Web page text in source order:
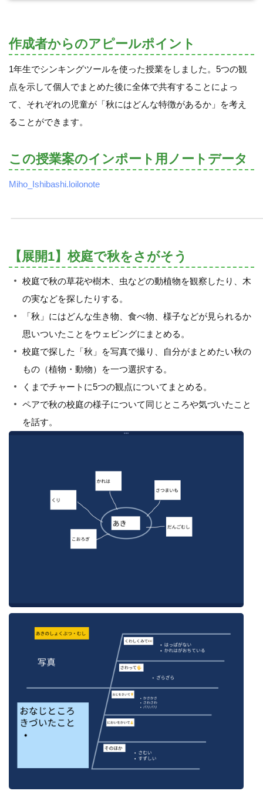
作成者からのアピールポイント
1年生でシンキングツールを使った授業をしました。5つの観
点を示して個人でまとめた後に全体で共有することによっ
て、それぞれの児童が「秋にはどんな特徴があるか」を考え
ることができます。
この授業案のインポート用ノートデータ
Miho_Ishibashi.loilonote
【展開1】校庭で秋をさがそう
校庭で秋の草花や樹木、虫などの動植物を観察したり、木
の実などを探したりする。
「秋」にはどんな生き物、食べ物、様子などが見られるか
思いついたことをウェビングにまとめる。
校庭で探した「秋」を写真で撮り、自分がまとめたい秋の
もの（植物・動物）を一つ選択する。
くまでチャートに5つの観点についてまとめる。
ペアで秋の校庭の様子について同じところや気づいたこと
を話す。